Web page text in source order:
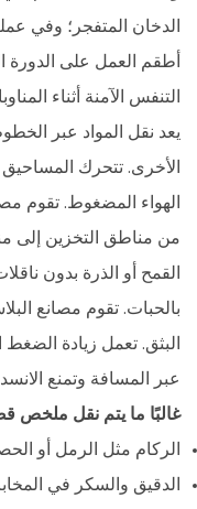
الدخان المتفجر؛ وفي
أطقم العمل على
التنفس الآمنة أثناء
يعد نقل المواد عبر
الأخرى. تتحرك المساحيق
الهواء المضغوط. تقوم
من مناطق التخزين إلى
القمح أو الذرة بدون
بالحبات. تقوم مصانع
البثق. تعمل زيادة
عبر المسافة وتمنع
غالبًا ما يتم نقل ملخص
الركام مثل الرمل أو
الدقيق والسكر في